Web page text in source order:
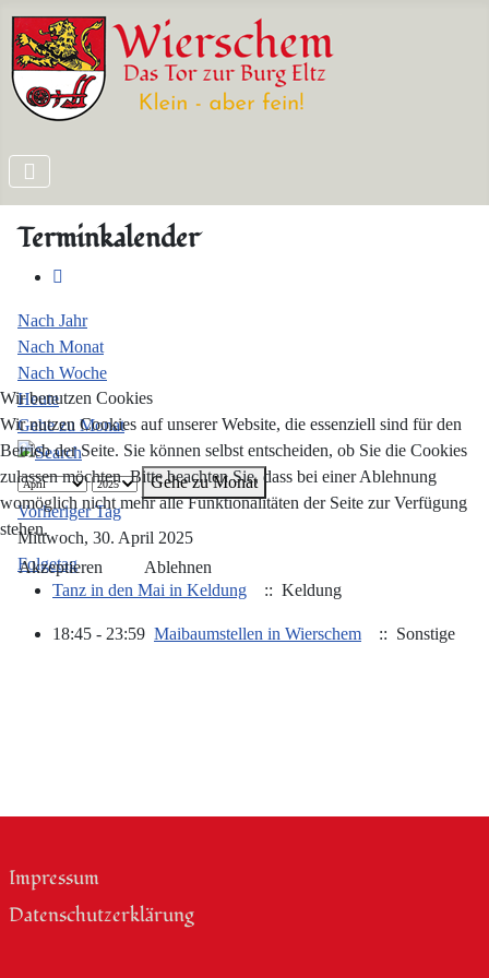
Terminkalender
Nach Jahr
Nach Monat
Nach Woche
Heute
Gehe zu Monat
Gehe zu Monat
Vorheriger Tag
Mittwoch, 30. April 2025
Folgetag
Tanz in den Mai in Keldung
:: Keldung
18:45 - 23:59 Maibaumstellen in Wierschem :: Sonstige
Impressum
Datenschutzerklärung
Wir benutzen Cookies
Wir nutzen Cookies auf unserer Website, die essenziell sind für den
Betrieb der Seite. Sie können selbst entscheiden, ob Sie die Cookies
zulassen möchten. Bitte beachten Sie, dass bei einer Ablehnung
womöglich nicht mehr alle Funktionalitäten der Seite zur Verfügung
stehen.
Akzeptieren Ablehnen